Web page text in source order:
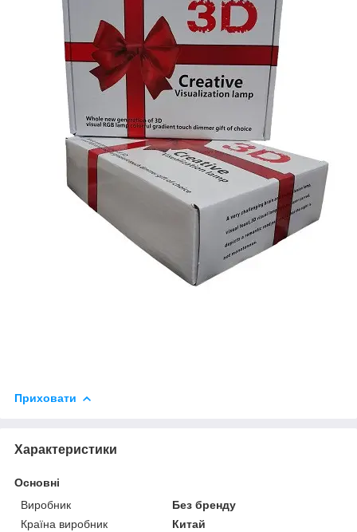
Приховати
Характеристики
Основні
Виробник
Без бренду
Країна виробник
Китай